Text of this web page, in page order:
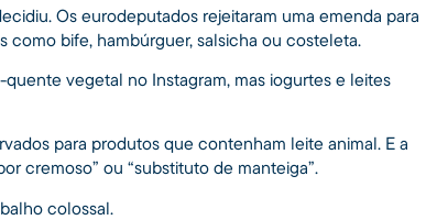
Os eurodeputados rejeitaram uma emenda para
como bife, hambúrguer, salsicha ou costeleta.
vegetal no Instagram, mas iogurtes e leites
para produtos que contenham leite animal. E a
cremoso” ou “substituto de manteiga”.
colossal.